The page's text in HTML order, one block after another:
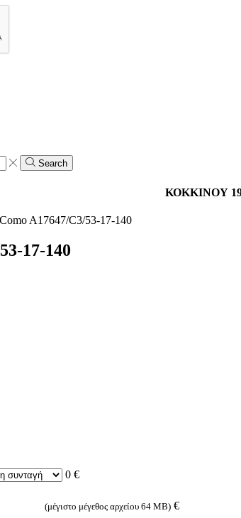
Search
ΚΟΚΚΙΝΟΥ
A17647/C3/53-17-140
17-140
0 €
(μέγιστο μέγεθος αρχείου 64 MB) €